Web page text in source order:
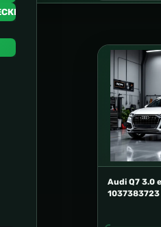
ТРАНСПОРТ
Audi Q7 3.0
1037383723